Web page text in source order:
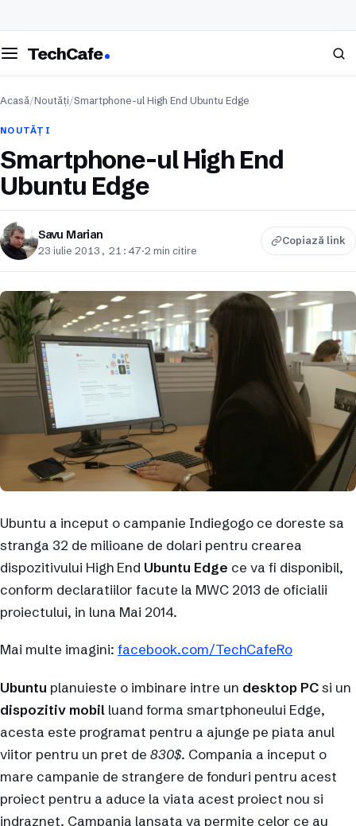
meniul
TechCafe Caută
Acasă/Noutăți/Smartphone-ul High End Ubuntu Edge
NOUTĂȚI
Smartphone-ul High End
Ubuntu Edge
Savu Marian
23 iulie 2013, 21:47·2 min citire
Copiază link
Ubuntu a inceput o campanie Indiegogo ce doreste sa
stranga 32 de milioane de dolari pentru crearea
dispozitivului High End Ubuntu Edge ce va fi disponibil,
conform declaratiilor facute la MWC 2013 de oficialii
proiectului, in luna Mai 2014.
Mai multe imagini: facebook.com/TechCafeRo
Ubuntu planuieste o imbinare intre un desktop PCsi un
dispozitiv mobil luand forma smartphoneului Edge,
acesta este programat pentru a ajunge pe piata anul
viitor pentru un pret de 830$. Compania a inceput o
mare campanie de strangere de fonduri pentru acest
proiect pentru a aduce la viata acest proiect nou si
indraznet. Campania lansata va permite celor ce au